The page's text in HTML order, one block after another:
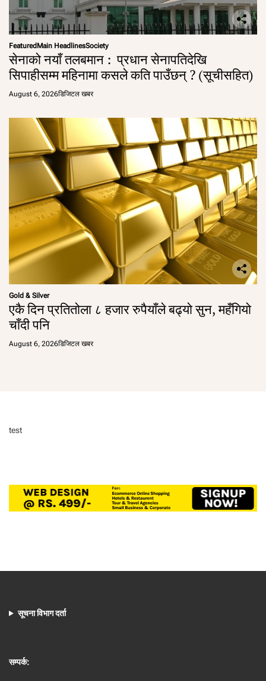
Featured Main HeadlinesSociety
सेनाको नयाँ तलबमान : प्रधान सेनापतिदेखि
सिपाहीसम्म महिनामा कसले कति पाउँछन् ? (सूचीसहित)
August 6, 2026डिजिटल खबर
Gold & Silver
एकै दिन प्रतितोला ८ हजार रुपैयाँले बढ्यो सुन, महँगियो
चाँदी पनि
August 6, 2026डिजिटल खबर
test
सूचना विभाग दर्ता
सम्पर्क: